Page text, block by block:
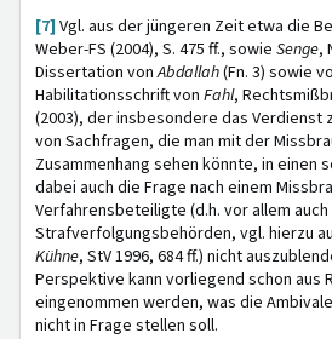
[7] Vgl. aus der jüngeren Zeit etwa die
Weber-FS (2004), S. 475 ff., sowie Senge,
Dissertation vonAbdallah(Fn. 3) sowie
Habilitationsschrift von Fahl,
(2003), der insbesondere das Verdienst
von Sachfragen, die man mit der
Zusammenhang sehen könnte, in einen
dabei auch die Frage nach einem
Verfahrensbeteiligte (d.h. vor allem auch
Strafverfolgungsbehörden, vgl. hierzu
Kühne, StV 1996, 684 ff.) nicht
Perspektive kann vorliegend schon aus
eingenommen werden, was die
nicht in Frage stellen soll.